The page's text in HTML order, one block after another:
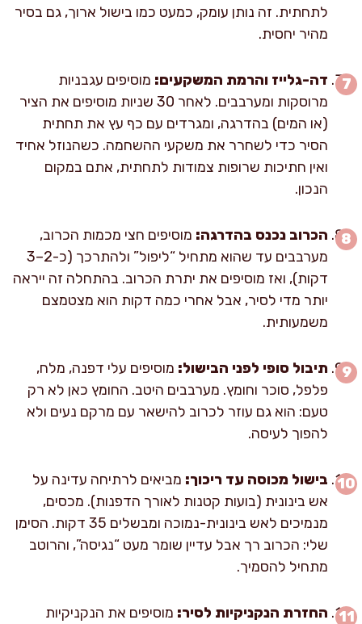
לתחתית. זה נותן עומק, כמעט כמו בישול ארוך, גם בסיר
מהיר יחסית.
דה-גלייז והרמת המשקעים: מוסיפים עגבניות
מרוסקות ומערבבים. לאחר 30 שניות מוסיפים את הציר
(או המים) בהדרגה, ומגרדים עם כף עץ את תחתית
הסיר כדי לשחרר את משקעי ההשחמה. כשהנוזל אחיד
ואין חתיכות שרופות צמודות לתחתית, אתם במקום
הנכון.
הכרוב נכנס בהדרגה: מוסיפים חצי מכמות הכרוב,
מערבבים עד שהוא מתחיל “ליפול” ולהתרכך (כ-2–3
דקות), ואז מוסיפים את יתרת הכרוב. בהתחלה זה ייראה
יותר מדי לסיר, אבל אחרי כמה דקות הוא מצטמצם
משמעותית.
תיבול סופי לפני הבישול: מוסיפים עלי דפנה, מלח,
פלפל, סוכר וחומץ. מערבבים היטב. החומץ כאן לא רק
טעם: הוא גם עוזר לכרוב להישאר עם מרקם נעים ולא
להפוך לעיסה.
בישול מכוסה עד ריכוך: מביאים לרתיחה עדינה על
אש בינונית (בועות קטנות לאורך הדפנות). מכסים,
מנמיכים לאש בינונית-נמוכה ומבשלים 35 דקות. הסימן
שלי: הכרוב רך אבל עדיין שומר מעט “נגיסה”, והרוטב
מתחיל להסמיך.
החזרת הנקניקיות לסיר: מוסיפים את הנקניקיות